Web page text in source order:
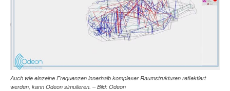
Auch wie einzelne Frequenzen innerhalb komplexer Raumstrukturen reflektiert
werden, kann Odeon simulieren. – Bild: Odeon